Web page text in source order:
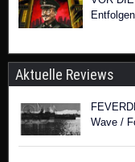
Aktuelle Reviews
Wave /